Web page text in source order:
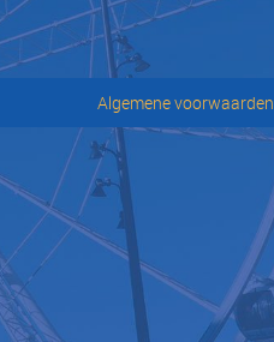
Algemene voorwaarden